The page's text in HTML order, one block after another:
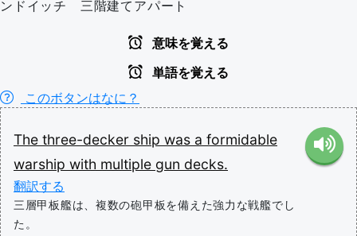
ンドイッチ 三階建てアパート
意味を覚える
単語を覚える
このボタンはなに？
The three-decker ship was a formidable
warship with multiple gun decks.
翻訳する
三層甲板艦は、複数の砲甲板を備えた強力な戦艦でし
た。